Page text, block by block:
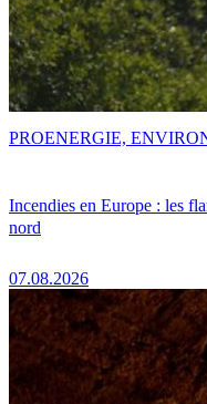
Incendies en Europe : les
nord
07.08.2026
PROENERGIE,